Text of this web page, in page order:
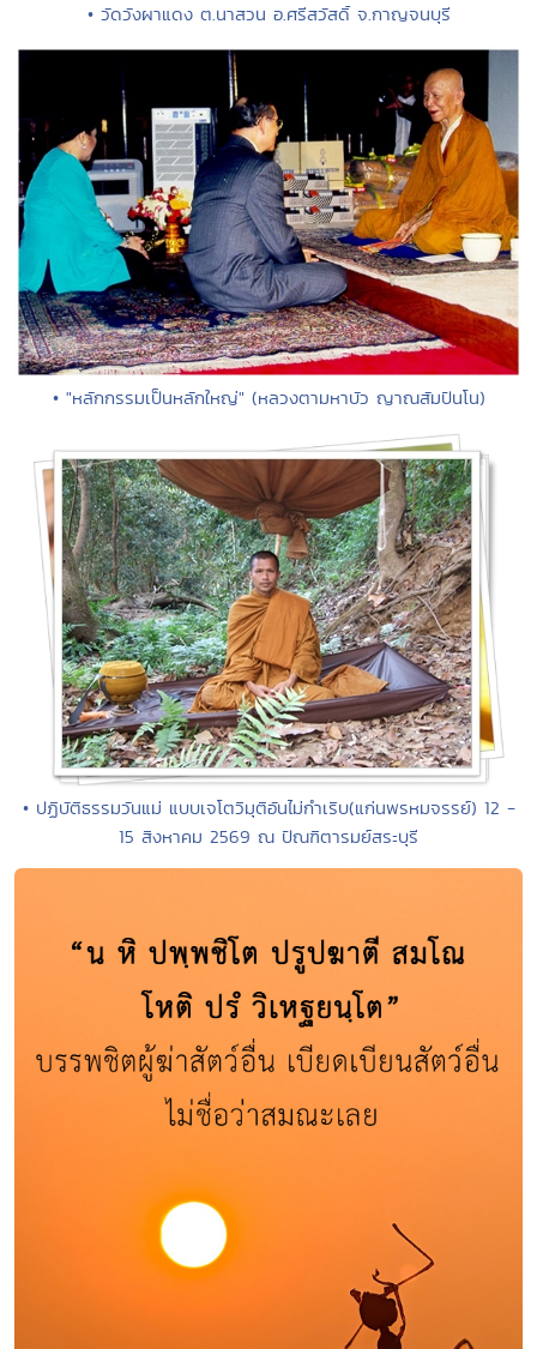
• วัดวังผาแดง ต.นาสวน อ.ศรีสวัสดิ์ จ.กาญจนบุรี
• "หลักกรรมเป็นหลักใหญ่" (หลวงตามหาบัว ญาณสัมปันโน)
• ปฏิบัติธรรมวันแม่ แบบเจโตวิมุติอันไม่กำเริบ(แก่นพรหมจรรย์) 12 -
15 สิงหาคม 2569 ณ ปัณฑิตารมย์สระบุรี